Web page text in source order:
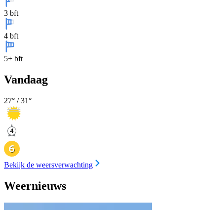
3 bft
4 bft
5+ bft
Vandaag
27° /31°
Bekijk de weersverwachting
Weernieuws